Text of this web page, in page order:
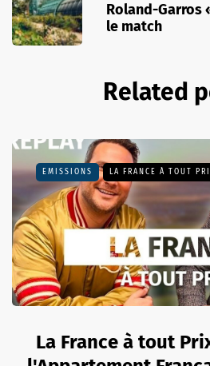
Roland-Garros
le match
Related
EMISSIONS LA FRANCE À TOUT
La France à tout